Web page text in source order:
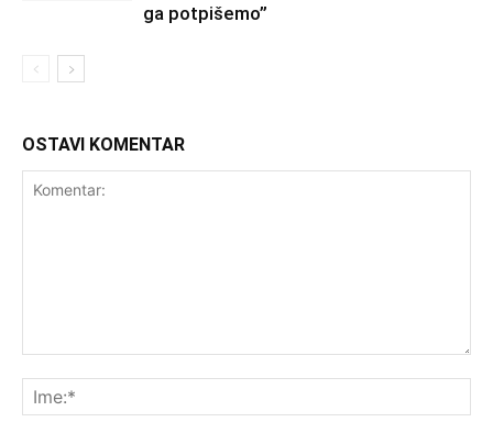
ga potpišemo”
OSTAVI KOMENTAR